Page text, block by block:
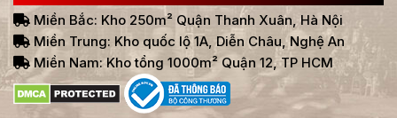
Miền Bắc: Kho 250m² Quận Thanh Xuân, Hà Nội
Miền Trung: Kho quốc lộ 1A, Diễn Châu, Nghệ An
Miền Nam: Kho tổng 1000m² Quận 12, TP HCM